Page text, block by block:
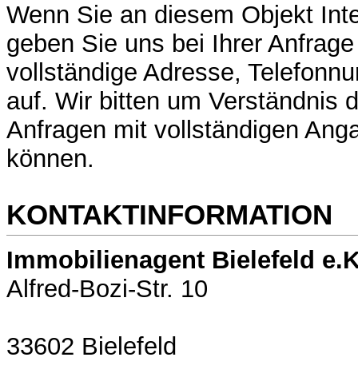
Wenn Sie an diesem Objekt
geben Sie uns bei Ihrer
vollständige Adresse,
auf. Wir bitten um Verständnis
Anfragen mit vollständigen
können.
KONTAKTINFORMATION
Immobilienagent Bielefeld
Alfred-Bozi-Str. 10
33602 Bielefeld